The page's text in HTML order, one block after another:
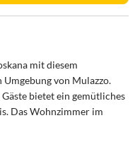
mit diesem
von Mulazzo.
bietet ein gemütliches
Das Wohnzimmer im